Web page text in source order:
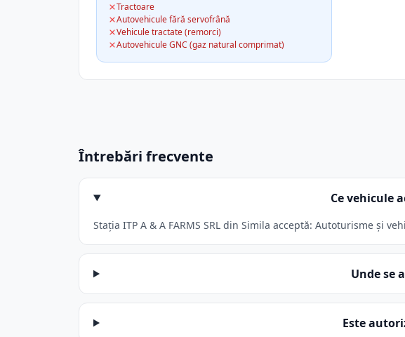
Tractoare
Autovehicule fără servofrână
Vehicule tractate (remorci)
Autovehicule GNC (gaz natural comprimat)
Întrebări frecvente
Ce vehicule
Stația ITP A & A FARMS SRL din Simila acceptă: Autoturisme și
Unde se
Este